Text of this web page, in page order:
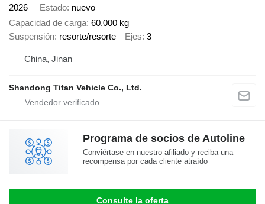
2026
Estado nuevo
Capacidad de carga 60.000 kg
Suspensión resorte/resorte Ejes 3
China, Jinan
Shandong Titan Vehicle Co., Ltd.
Programa de socios de Autoline
Conviértase en nuestro afiliado y reciba una
recompensa por cada cliente atraído
Consulte la oferta